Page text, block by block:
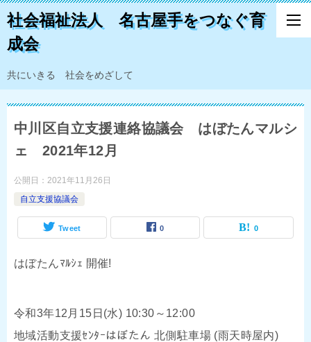
社会福祉法人 名古屋手をつなぐ育
成会
共にいきる 社会をめざして
中川区自立支援連絡協議会 はぼたんマルシ
ェ 2021年12月
公開日： 2021年11月26日
自立支援協議会
Tweet 0 0
はぼたんﾏﾙｼｪ 開催!
令和3年12月15日(水) 10:30～12:00
地域活動支援ｾﾝﾀｰはぼたん 北側駐車場 (雨天時屋内)